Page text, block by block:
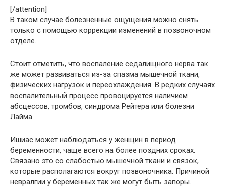
[/attention]
В таком случае болезненные ощущения можно снять
только с помощью коррекции изменений в позвоночном
отделе.
Стоит отметить, что воспаление седалищного нерва так
же может развиваться из-за спазма мышечной ткани,
физических нагрузок и переохлаждения. В редких случаях
воспалительный процесс провоцируется наличием
абсцессов, тромбов, синдрома Рейтера или болезни
Лайма.
Ишиас может наблюдаться у женщин в период
беременности, чаще всего на более поздних сроках.
Связано это со слабостью мышечной ткани и связок,
которые располагаются вокруг позвоночника. Причиной
невралгии у беременных так же могут быть запоры.